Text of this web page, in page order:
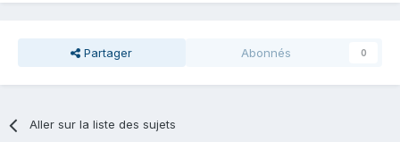
Partager Abonnés 0
Aller sur la liste des sujets